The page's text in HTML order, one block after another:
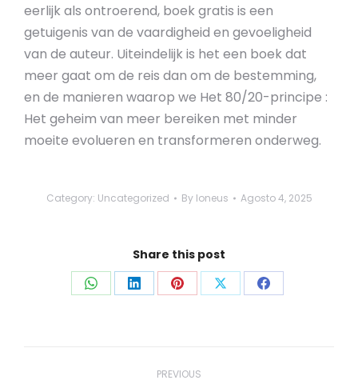
eerlijk als ontroerend, boek gratis is een
getuigenis van de vaardigheid en gevoeligheid
van de auteur. Uiteindelijk is het een boek dat
meer gaat om de reis dan om de bestemming,
en de manieren waarop we Het 80/20-principe :
Het geheim van meer bereiken met minder
moeite evolueren en transformeren onderweg.
Category: Uncategorized By loneus Agosto 4, 2025
Share this post
Share Share Share Share Share
PREVIOUS